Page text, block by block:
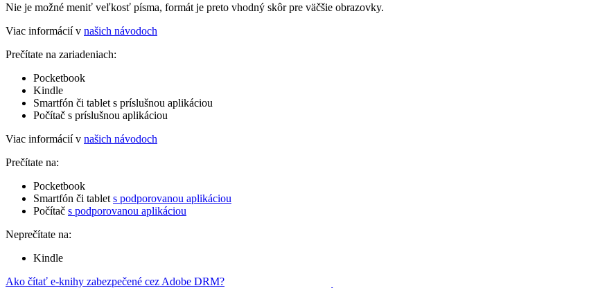
Nie je možné meniť veľkosť písma, formát je preto vhodný skôr pre väčšie obrazovky.
Viac informácií v našich návodoch
Prečítate na zariadeniach:
Pocketbook
Kindle
Smartfón či tablet s príslušnou aplikáciou
Počítač s príslušnou aplikáciou
Viac informácií v našich návodoch
Prečítate na:
Pocketbook
Smartfón či tablet s podporovanou aplikáciou
Počítač s podporovanou aplikáciou
Neprečítate na:
Kindle
Ako čítať e-knihy zabezpečené cez Adobe DRM?